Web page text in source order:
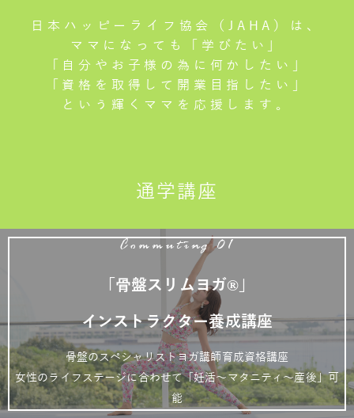
日本ハッピーライフ協会（JAHA）は、
ママになっても「学びたい」
「自分やお子様の為に何かしたい」
「資格を取得して開業目指したい」
という輝くママを応援します。
通学講座
Commuting 01
「骨盤スリムヨガ®」
インストラクター養成講座
骨盤のスペシャリストヨガ講師育成資格講座
女性のライフステージに合わせて「妊活～マタニティ～産後」可
能